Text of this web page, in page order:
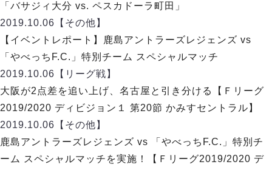
ヴォスクオーレ仙台
マルバ水戸FC
リガーレヴィア葛飾
Y．S．C．C．横浜
ヴィンセドール白山
アグレミーナ浜松
デウソン神戸
ポルセイド浜田
ミラクルスマイル新居浜
「バサジィ大分 vs. ペスカドーラ町田」
2019.10.06 【その他】
【イベントレポート】鹿島アントラーズレジェンズ vs
「やべっちF.C.」特別チーム スペシャルマッチ
2019.10.06 【リーグ戦】
大阪が2点差を追い上げ、名古屋と引き分ける【Ｆリーグ
2019/2020 ディビジョン１ 第20節 かみすセントラル】
2019.10.06 【その他】
鹿島アントラーズレジェンズ vs 「やべっちF.C.」特別チ
ーム スペシャルマッチを実施！【Ｆリーグ2019/2020 デ